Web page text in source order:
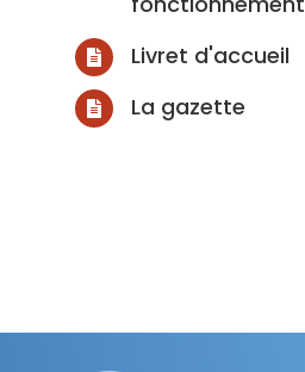
 Livret d'accueil
 La gazette